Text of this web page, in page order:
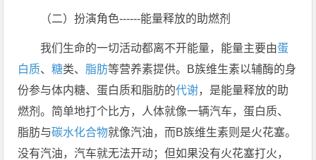
（二）扮演角色------能量释放的助燃剂
我们生命的一切活动都离不开能量，能量主要由蛋
白质、糖类、 脂肪等营养素提供。B族维生素以辅酶的身
份参与体内糖、蛋白质和脂肪的代谢，是能量释放的助
燃剂。简单地打个比方，人体就像一辆汽车，蛋白质、
脂肪与碳水化合物就像汽油，而B族维生素则是火花塞。
没有汽油，汽车就无法开动；但如果没有火花塞打火，